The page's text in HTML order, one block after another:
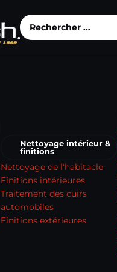
Nettoyage intérieur &
finitions
Nettoyage de l'habitacle
Finitions intérieures
Traitement des cuirs
automobiles
Finitions extérieures